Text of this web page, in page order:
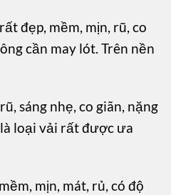
đẹp, mềm, mịn, rũ, co
cần may lót. Trên nền
sáng nhẹ, co giãn, nặng
loại vải rất được ưa
mịn, mát, rủ, có độ